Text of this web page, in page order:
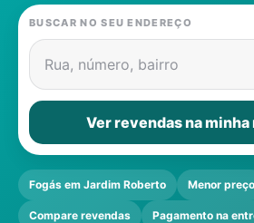
Gás
Contatos
BUSCAR NO SEU ENDEREÇO
Rua, número, bairro
Ver revendas na minha
Fogás em Jardim Roberto Menor preço
Compare revendas Pagamento na